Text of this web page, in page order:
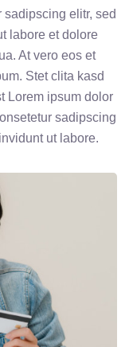
sadipscing elitr, sed
labore et dolore
At vero eos et
Stet clita kasd
Lorem ipsum dolor
sadipscing
ut labore.